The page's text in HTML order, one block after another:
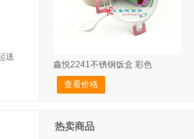
送
鑫悦2241不锈钢饭盒 彩色
查看价格
热卖商品